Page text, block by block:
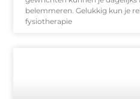
belemmeren. Gelukkig kun je
fysiotherapie